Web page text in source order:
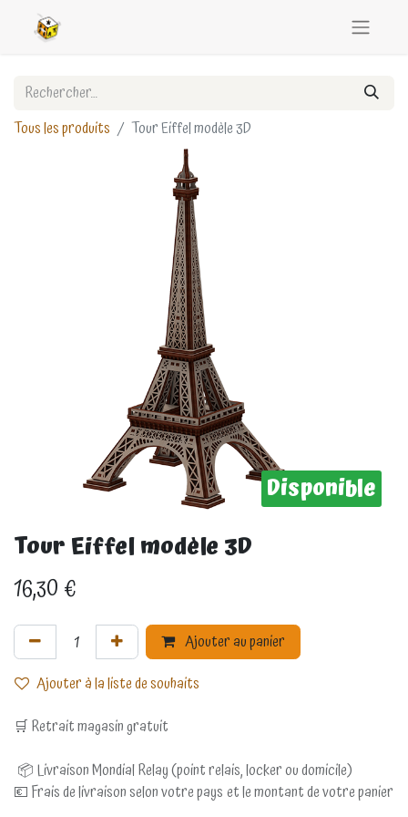
Tous les produits Tour Eiffel modèle 3D
Disponible
Tour Eiffel modèle 3D
16,30€
Ajouter au panier
Ajouter à la liste de souhaits
🛒 Retrait magasin gratuit
📦 Livraison Mondial Relay (point relais, locker ou domicile)
💶 Frais de livraison selon votre pays et le montant de votre panier